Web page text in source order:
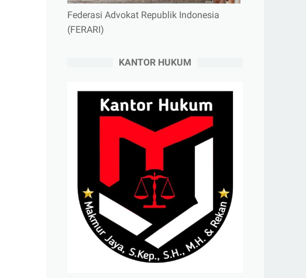
Federasi Advokat Republik Indonesia
(FERARI)
KANTOR HUKUM